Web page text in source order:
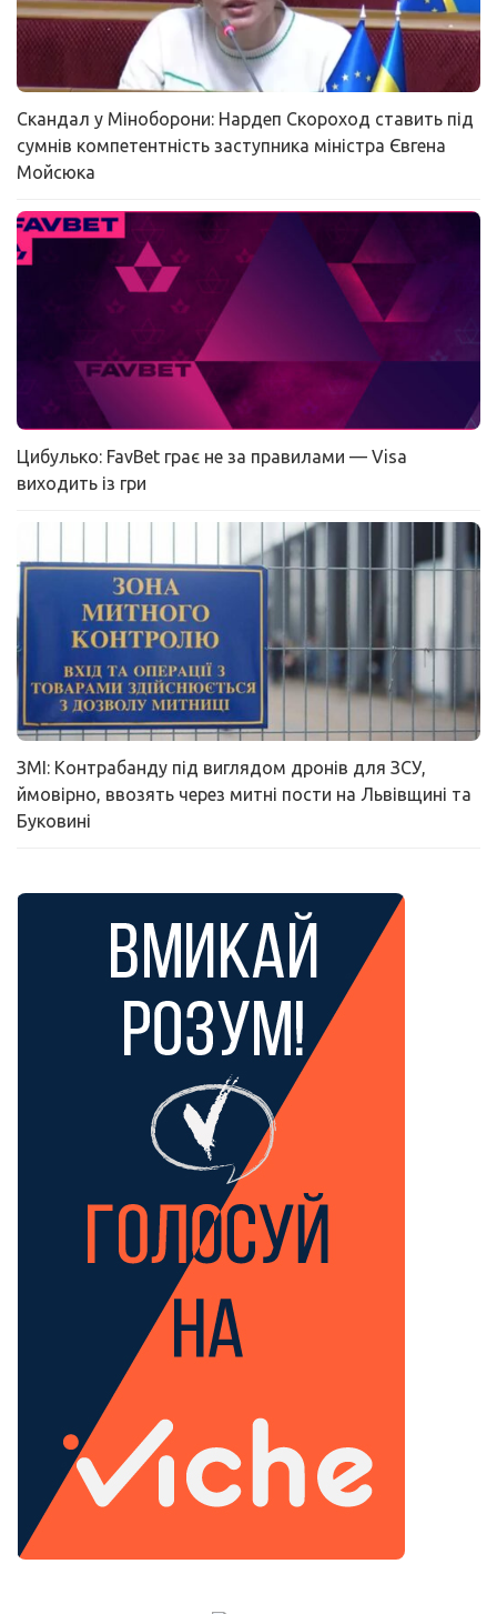
Скандал у Міноборони: Нардеп Скороход ставить під
сумнів компетентність заступника міністра Євгена
Мойсюка
Цибулько: FavBet грає не за правилами — Visa
виходить із гри
ЗМІ: Контрабанду під виглядом дронів для ЗСУ,
ймовірно, ввозять через митні пости на Львівщині та
Буковині